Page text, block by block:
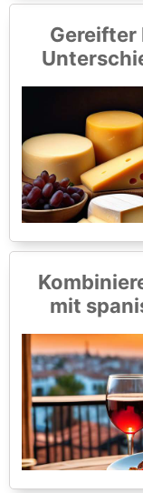
Gereifter
mit